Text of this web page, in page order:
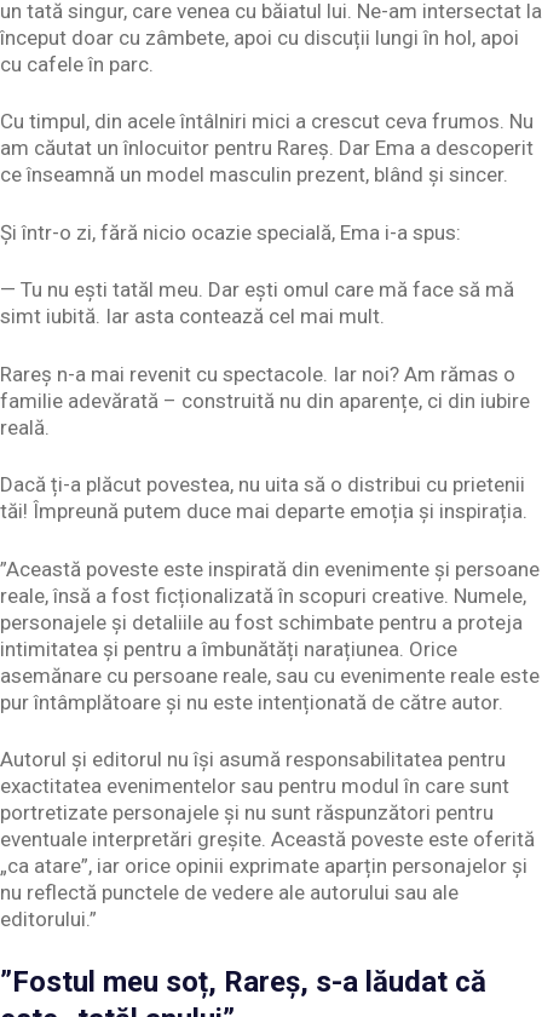
un tată singur, care venea cu băiatul lui. Ne-am intersectat la
început doar cu zâmbete, apoi cu discuții lungi în hol, apoi
cu cafele în parc.
Cu timpul, din acele întâlniri mici a crescut ceva frumos. Nu
am căutat un înlocuitor pentru Rareș. Dar Ema a descoperit
ce înseamnă un model masculin prezent, blând și sincer.
Și într-o zi, fără nicio ocazie specială, Ema i-a spus:
— Tu nu ești tatăl meu. Dar ești omul care mă face să mă
simt iubită. Iar asta contează cel mai mult.
Rareș n-a mai revenit cu spectacole. Iar noi? Am rămas o
familie adevărată – construită nu din aparențe, ci din iubire
reală.
Dacă ți-a plăcut povestea, nu uita să o distribui cu prietenii
tăi! Împreună putem duce mai departe emoția și inspirația.
”Această poveste este inspirată din evenimente și persoane
reale, însă a fost ficționalizată în scopuri creative. Numele,
personajele și detaliile au fost schimbate pentru a proteja
intimitatea și pentru a îmbunătăți narațiunea. Orice
asemănare cu persoane reale, sau cu evenimente reale este
pur întâmplătoare și nu este intenționată de către autor.
Autorul și editorul nu își asumă responsabilitatea pentru
exactitatea evenimentelor sau pentru modul în care sunt
portretizate personajele și nu sunt răspunzători pentru
eventuale interpretări greșite. Această poveste este oferită
„ca atare”, iar orice opinii exprimate aparțin personajelor și
nu reflectă punctele de vedere ale autorului sau ale
editorului.”
”Fostul meu soț, Rareș, s-a lăudat că